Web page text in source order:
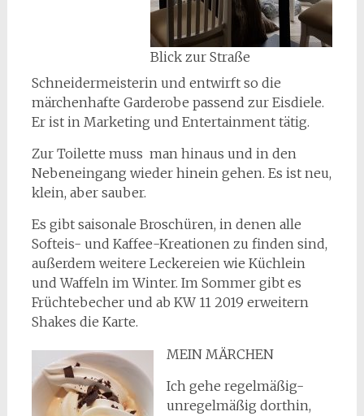
Blick zur Straße
Schneidermeisterin und entwirft so die
märchenhafte Garderobe passend zur Eisdiele.
Er ist in Marketing und Entertainment tätig.
Zur Toilette muss man hinaus und in den
Nebeneingang wieder hinein gehen. Es ist neu,
klein, aber sauber.
Es gibt saisonale Broschüren, in denen alle
Softeis- und Kaffee-Kreationen zu finden sind,
außerdem weitere Leckereien wie Küchlein
und Waffeln im Winter. Im Sommer gibt es
Früchtebecher und ab KW 11 2019 erweitern
Shakes die Karte.
MEIN MÄRCHEN
Ich gehe regelmäßig-
unregelmäßig dorthin,